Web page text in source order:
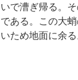
いで漕ぎ帰る。
である。この大
いため地面に余